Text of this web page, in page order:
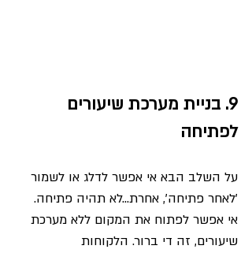
9. בניית מערכת שיעורים
לפתיחה
על השלב הבא אי אפשר לדלג או לשמור
'לאחר פתיחה', אחרת...לא תהיה פתיחה.
אי אפשר לפתוח את המקום ללא מערכת
שיעורים, זה די ברור. הלקוחות